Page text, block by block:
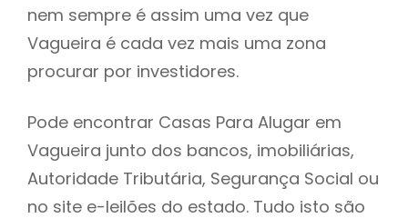
nem sempre é assim uma vez que
Vagueira é cada vez mais uma zona
procurar por investidores.
Pode encontrar Casas Para Alugar em
Vagueira junto dos bancos, imobiliárias,
Autoridade Tributária, Segurança Social ou
no site e-leilões do estado. Tudo isto são